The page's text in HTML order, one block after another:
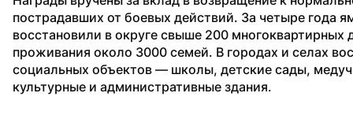
пострадавших от боевых действий. За четыре года
восстановили в округе свыше 200 многоквартирных
проживания около 3000 семей. В городах и селах
социальных объектов — школы, детские сады,
культурные и административные здания.